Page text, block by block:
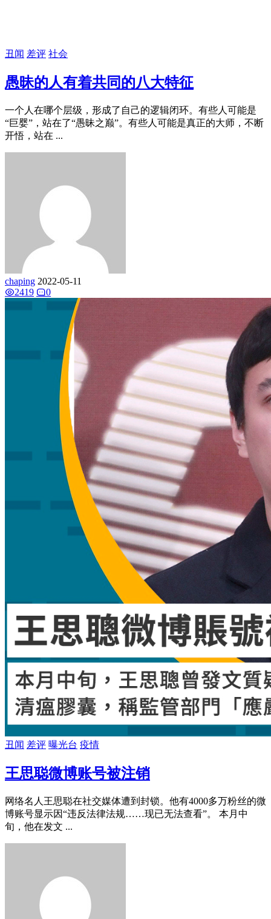
丑闻 差评 社会
愚昧的人有着共同的八大特征
一个人在哪个层级，形成了自己的逻辑闭环。有些人可能是
“巨婴”，站在了“愚昧之巅”。有些人可能是真正的大师，不断
开悟，站在 ...
chaping 2022-05-11
2419
0
丑闻 差评 曝光台 疫情
王思聪微博账号被注销
网络名人王思聪在社交媒体遭到封锁。他有4000多万粉丝的微
博账号显示因“违反法律法规……现已无法查看”。 本月中
旬，他在发文 ...